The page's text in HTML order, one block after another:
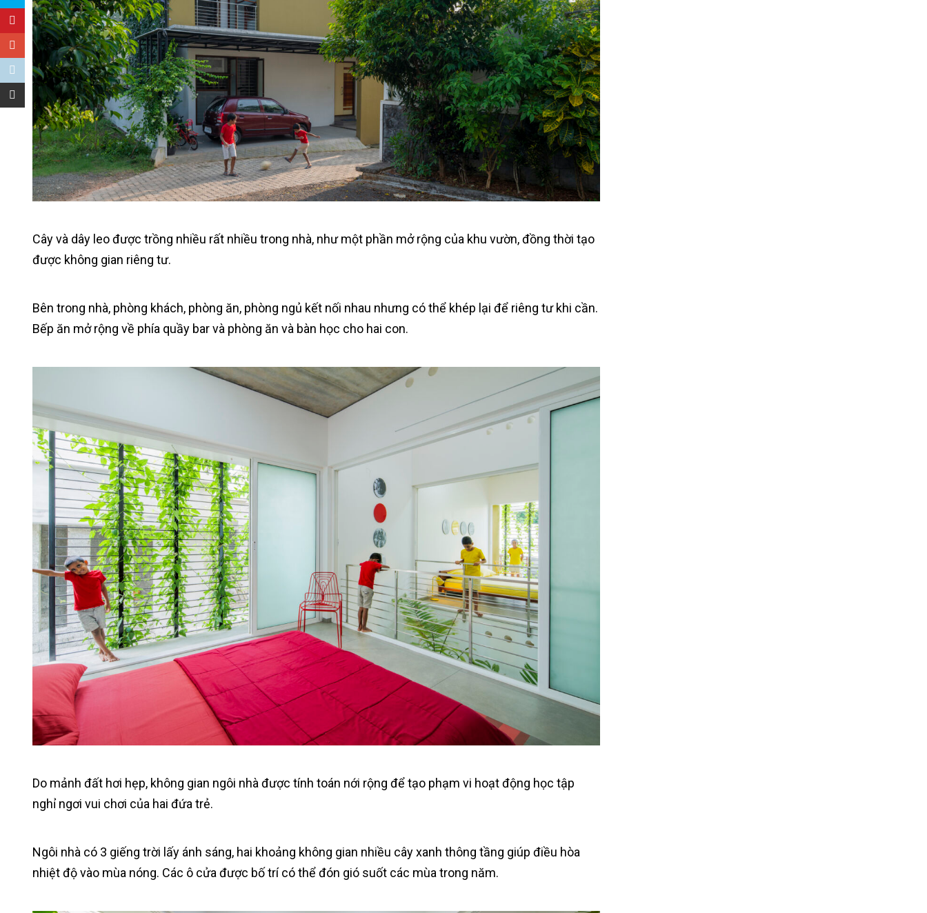
Cây và dây leo được trồng nhiều rất nhiều trong nhà, như một phần mở rộng của khu vườn, đồng thời tạo
được không gian riêng tư.
Bên trong nhà, phòng khách, phòng ăn, phòng ngủ kết nối nhau nhưng có thể khép lại để riêng tư khi cần.
Bếp ăn mở rộng về phía quầy bar và phòng ăn và bàn học cho hai con.
Do mảnh đất hơi hẹp, không gian ngôi nhà được tính toán nới rộng để tạo phạm vi hoạt động học tập
nghỉ ngơi vui chơi của hai đứa trẻ.
Ngôi nhà có 3 giếng trời lấy ánh sáng, hai khoảng không gian nhiều cây xanh thông tầng giúp điều hòa
nhiệt độ vào mùa nóng. Các ô cửa được bố trí có thể đón gió suốt các mùa trong năm.